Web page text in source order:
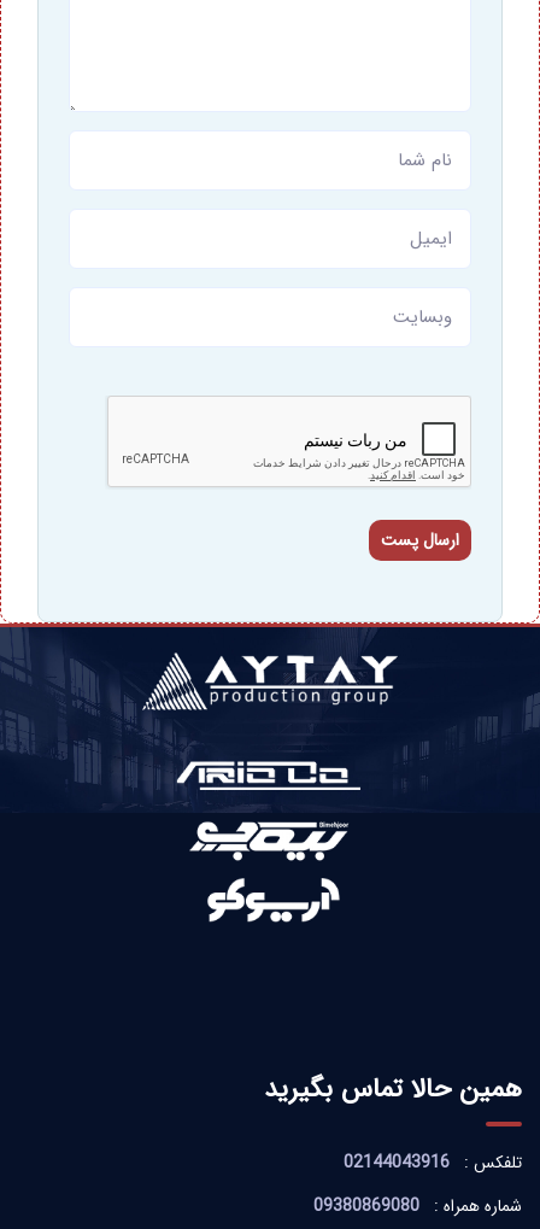
ارسال پست
همین حالا تماس بگیرید
تلفکس : 02144043916
شماره همراه : 09380869080